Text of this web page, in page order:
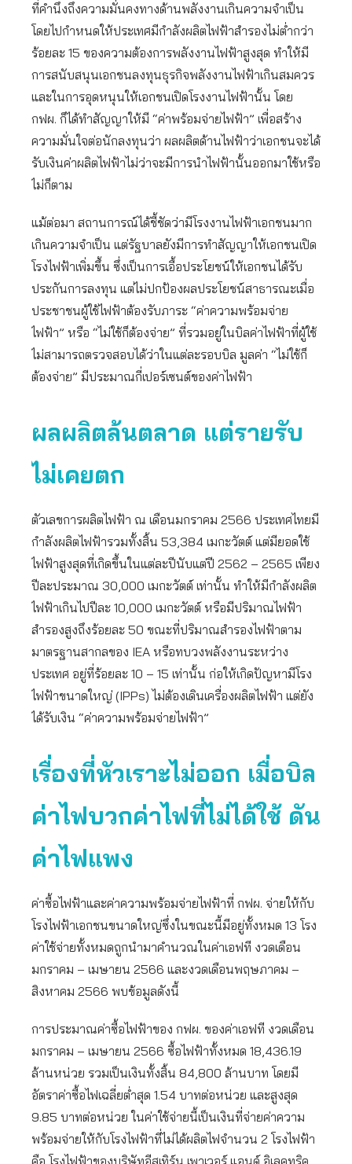
ที่คำนึงถึงความมั่นคงทางด้านพลังงานเกินความจำเป็น
โดยไปกำหนดให้ประเทศมีกำลังผลิตไฟฟ้าสำรองไม่ต่ำกว่า
ร้อยละ 15 ของความต้องการพลังงานไฟฟ้าสูงสุด ทำให้มี
การสนับสนุนเอกชนลงทุนธุรกิจพลังงานไฟฟ้าเกินสมควร
และในการอุดหนุนให้เอกชนเปิดโรงงานไฟฟ้านั้น โดย
กฟผ. ก็ได้ทำสัญญาให้มี “ค่าพร้อมจ่ายไฟฟ้า” เพื่อสร้าง
ความมั่นใจต่อนักลงทุนว่า ผลผลิตด้านไฟฟ้าว่าเอกชนจะได้
รับเงินค่าผลิตไฟฟ้าไม่ว่าจะมีการนำไฟฟ้านั้นออกมาใช้หรือ
ไม่ก็ตาม
แม้ต่อมา สถานการณ์ได้ชี้ชัดว่ามีโรงงานไฟฟ้าเอกชนมาก
เกินความจำเป็น แต่รัฐบาลยังมีการทำสัญญาให้เอกชนเปิด
โรงไฟฟ้าเพิ่มขึ้น ซึ่งเป็นการเอื้อประโยชน์ให้เอกชนได้รับ
ประกันการลงทุน แต่ไม่ปกป้องผลประโยชน์สาธารณะเมื่อ
ประชาชนผู้ใช้ไฟฟ้าต้องรับภาระ “ค่าความพร้อมจ่าย
ไฟฟ้า” หรือ “ไม่ใช้ก็ต้องจ่าย” ที่รวมอยู่ในบิลค่าไฟฟ้าที่ผู้ใช้
ไม่สามารถตรวจสอบได้ว่าในแต่ละรอบบิล มูลค่า “ไม่ใช้ก็
ต้องจ่าย” มีประมาณกี่เปอร์เซนต์ของค่าไฟฟ้า
ผลผลิตล้นตลาด แต่รายรับ
ไม่เคยตก
ตัวเลขการผลิตไฟฟ้า ณ เดือนมกราคม 2566 ประเทศไทยมี
กำลังผลิตไฟฟ้ารวมทั้งสิ้น 53,384 เมกะวัตต์ แต่มียอดใช้
ไฟฟ้าสูงสุดที่เกิดขึ้นในแต่ละปีนับแต่ปี 2562 – 2565 เพียง
ปีละประมาณ 30,000 เมกะวัตต์ เท่านั้น ทำให้มีกำลังผลิต
ไฟฟ้าเกินไปปีละ 10,000 เมกะวัตต์ หรือมีปริมาณไฟฟ้า
สำรองสูงถึงร้อยละ 50 ขณะที่ปริมาณสำรองไฟฟ้าตาม
มาตรฐานสากลของ IEA หรือทบวงพลังงานระหว่าง
ประเทศ อยู่ที่ร้อยละ 10 – 15 เท่านั้น ก่อให้เกิดปัญหามีโรง
ไฟฟ้าขนาดใหญ่ (IPPs) ไม่ต้องเดินเครื่องผลิตไฟฟ้า แต่ยัง
ได้รับเงิน “ค่าความพร้อมจ่ายไฟฟ้า”
เรื่องที่หัวเราะไม่ออก เมื่อบิล
ค่าไฟบวกค่าไฟที่ไม่ได้ใช้ ดัน
ค่าไฟแพง
ค่าซื้อไฟฟ้าและค่าความพร้อมจ่ายไฟฟ้าที่ กฟผ. จ่ายให้กับ
โรงไฟฟ้าเอกชนขนาดใหญ่ซึ่งในขณะนี้มีอยู่ทั้งหมด 13 โรง
ค่าใช้จ่ายทั้งหมดถูกนำมาคำนวณในค่าเอฟที งวดเดือน
มกราคม – เมษายน 2566 และงวดเดือนพฤษภาคม –
สิงหาคม 2566 พบข้อมูลดังนี้
การประมาณค่าซื้อไฟฟ้าของ กฟผ. ของค่าเอฟที งวดเดือน
มกราคม – เมษายน 2566 ซื้อไฟฟ้าทั้งหมด 18,436.19
ล้านหน่วย รวมเป็นเงินทั้งสิ้น 84,800 ล้านบาท โดยมี
อัตราค่าซื้อไฟเฉลี่ยต่ำสุด 1.54 บาทต่อหน่วย และสูงสุด
9.85 บาทต่อหน่วย ในค่าใช้จ่ายนี้เป็นเงินที่จ่ายค่าความ
พร้อมจ่ายให้กับโรงไฟฟ้าที่ไม่ได้ผลิตไฟจำนวน 2 โรงไฟฟ้า
คือ โรงไฟฟ้าของบริษัทอีสเทิร์น เพาเวอร์ แอนด์ อิเลคทริค